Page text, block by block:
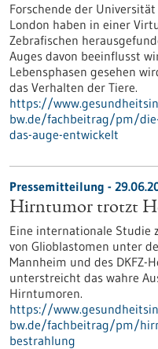
Forschende der Universität
London haben in einer
Zebrafischen
Auges davon beeinflusst
Lebensphasen gesehen
das Verhalten der Tiere.
https://
bw.de/fachbeitrag/pm/
das-auge-entwickelt
Pressemitteilung -
Hirntumor trotzt
Eine internationale Studie
von Glioblastomen unter
Mannheim und des DKFZ-
unterstreicht das wahre
Hirntumoren.
https://
bw.de/fachbeitrag/pm/
bestrahlung